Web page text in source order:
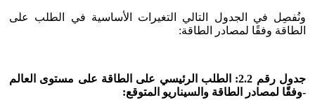
ونُفصِل في الجدول التالي التغيرات الأساسية في الطلب على
الطاقة وفقًا لمصادر الطاقة:
جدول رقم 2.2: الطلب الرئيسي على الطاقة على مستوى العالم
-وفقًا لمصادر الطاقة والسيناريو المتوقع: